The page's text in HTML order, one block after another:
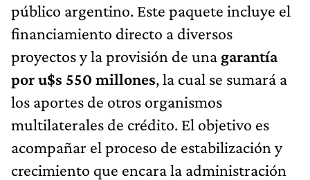
público argentino. Este paquete incluye el
financiamiento directo a diversos
proyectos y la provisión de una garantía
por u$s 550 millones, la cual se sumará a
los aportes de otros organismos
multilaterales de crédito. El objetivo es
acompañar el proceso de estabilización y
crecimiento que encara la administración